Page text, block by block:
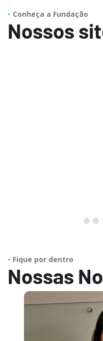
Conheça a Fundação
Nossos
Fique por dentro
Nossas